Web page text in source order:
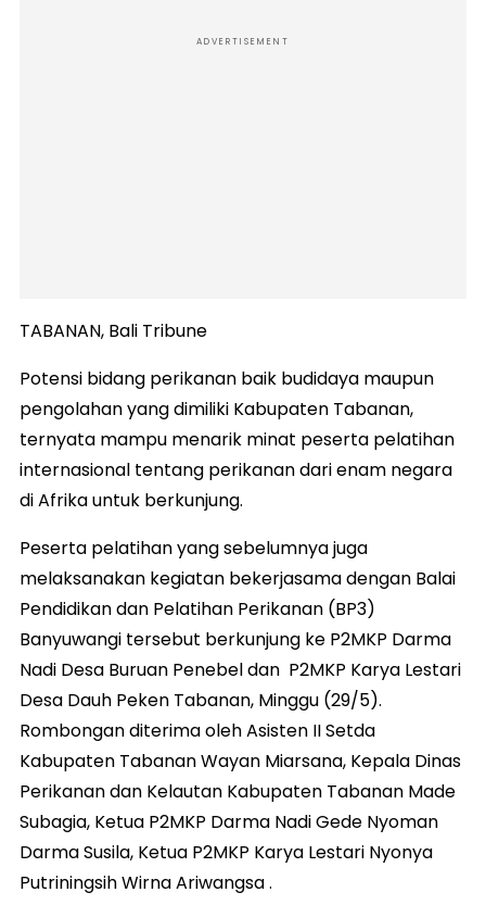
ADVERTISEMENT
TABANAN, Bali Tribune
Potensi bidang perikanan baik budidaya maupun
pengolahan yang dimiliki Kabupaten Tabanan,
ternyata mampu menarik minat peserta pelatihan
internasional tentang perikanan dari enam negara
di Afrika untuk berkunjung.
Peserta pelatihan yang sebelumnya juga
melaksanakan kegiatan bekerjasama dengan Balai
Pendidikan dan Pelatihan Perikanan (BP3)
Banyuwangi tersebut berkunjung ke P2MKP Darma
Nadi Desa Buruan Penebel dan P2MKP Karya Lestari
Desa Dauh Peken Tabanan, Minggu (29/5).
Rombongan diterima oleh Asisten II Setda
Kabupaten Tabanan Wayan Miarsana, Kepala Dinas
Perikanan dan Kelautan Kabupaten Tabanan Made
Subagia, Ketua P2MKP Darma Nadi Gede Nyoman
Darma Susila, Ketua P2MKP Karya Lestari Nyonya
Putriningsih Wirna Ariwangsa .